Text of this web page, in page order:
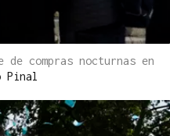
compras nocturnas en
Pinal